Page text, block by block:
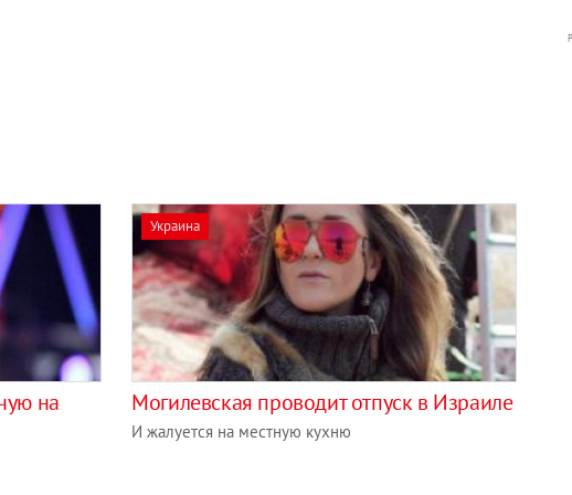
на
Украина
Могилевская проводит отпуск в Израиле
И жалуется на местную кухню